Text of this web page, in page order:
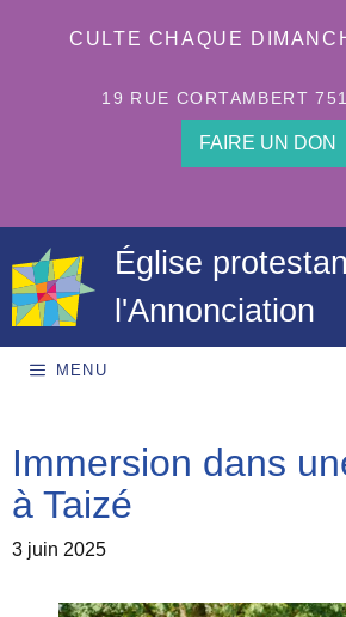
CULTE CHAQUE
19 RUE CORTAMBERT
FAIRE UN DON
Église
l'Annonciation
MENU
Immersion dans
à Taizé
3 juin 2025